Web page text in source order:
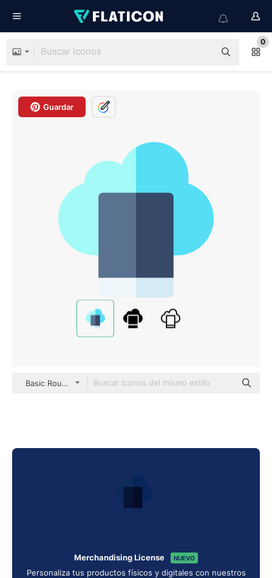
0
Guardar
Basic Rounded Flat
Merchandising License NUEVO
Personaliza tus productos físicos y digitales con nuestros